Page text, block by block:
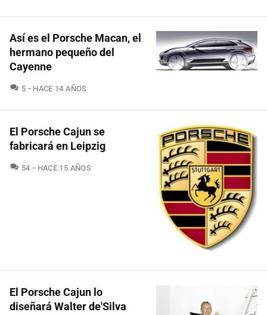
Así es el Porsche Macan, el
hermano pequeño del
Cayenne
5 COMENTARIOS
HACE 14 AÑOS
El Porsche Cajun se
fabricará en Leipzig
54 COMENTARIOS
HACE 15 AÑOS
El Porsche Cajun lo
diseñará Walter de'Silva